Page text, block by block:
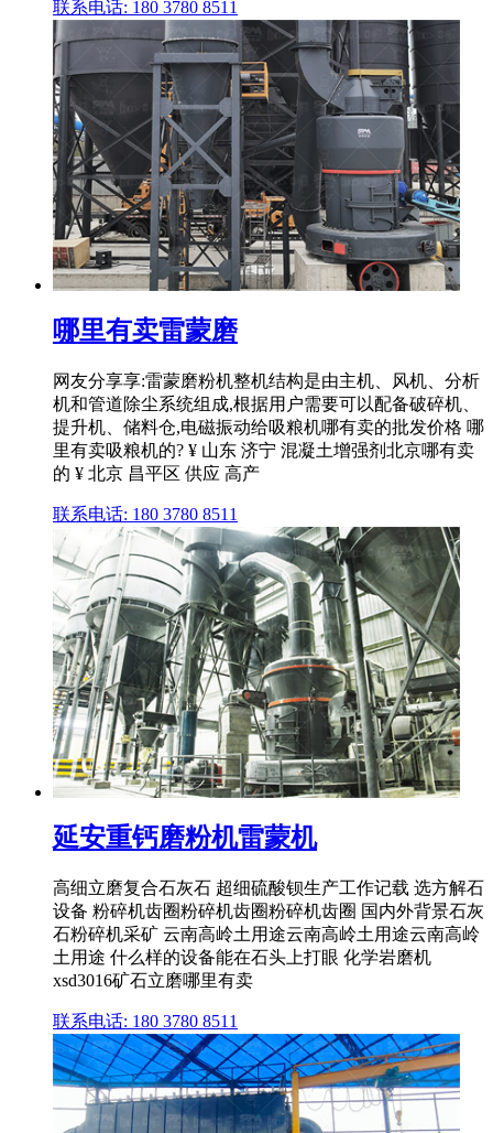
联系电话: 180 3780 8511
哪里有卖雷蒙磨
网友分享享:雷蒙磨粉机整机结构是由主机、风机、分析
机和管道除尘系统组成,根据用户需要可以配备破碎机、
提升机、储料仓,电磁振动给吸粮机哪有卖的批发价格 哪
里有卖吸粮机的? ¥ 山东 济宁 混凝土增强剂北京哪有卖
的 ¥ 北京 昌平区 供应 高产
联系电话: 180 3780 8511
延安重钙磨粉机雷蒙机
高细立磨复合石灰石 超细硫酸钡生产工作记载 选方解石
设备 粉碎机齿圈粉碎机齿圈粉碎机齿圈 国内外背景石灰
石粉碎机采矿 云南高岭土用途云南高岭土用途云南高岭
土用途 什么样的设备能在石头上打眼 化学岩磨机
xsd3016矿石立磨哪里有卖
联系电话: 180 3780 8511